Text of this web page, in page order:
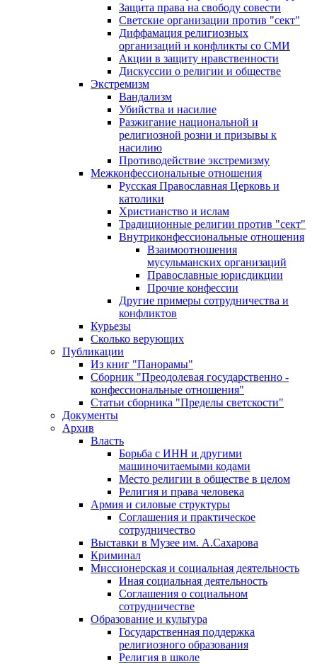
Защита права на свободу совести
Светские организации против "сект"
Диффамация религиозных
организаций и конфликты со СМИ
Акции в защиту нравственности
Дискуссии о религии и обществе
Экстремизм
Вандализм
Убийства и насилие
Разжигание национальной и
религиозной розни и призывы к
насилию
Противодействие экстремизму
Межконфессиональные отношения
Русская Православная Церковь и
католики
Христианство и ислам
Традиционные религии против "сект"
Внутриконфессиональные отношения
Взаимоотношения
мусульманских организаций
Православные юрисдикции
Прочие конфессии
Другие примеры сотрудничества и
конфликтов
Курьезы
Сколько верующих
Публикации
Из книг "Панорамы"
Сборник "Преодолевая государственно -
конфессиональные отношения"
Статьи сборника "Пределы светскости"
Документы
Архив
Власть
Борьба с ИНН и другими
машиночитаемыми кодами
Место религии в обществе в целом
Религия и права человека
Армия и силовые структуры
Соглашения и практическое
сотрудничество
Выставки в Музее им. А.Сахарова
Криминал
Миссионерская и социальная деятельность
Иная социальная деятельность
Соглашения о социальном
сотрудничестве
Образование и культура
Государственная поддержка
религиозного образования
Религия в школе